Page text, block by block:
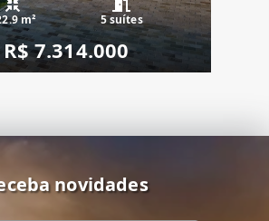
m² 5 suítes
R$ 7.314.000
novidades